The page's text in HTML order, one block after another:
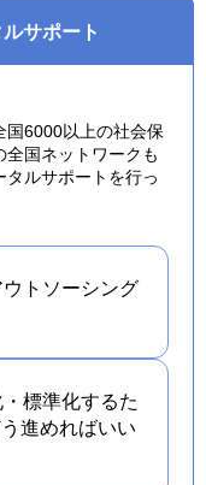
サポート
国6000以上の社会保
全国ネットワークも
ルサポートを行っ
ウトソーシング
標準化するた
進めればいい